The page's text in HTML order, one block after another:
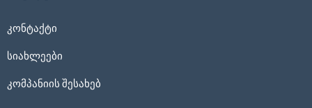
კონტაქტი
სიახლეები
კომპანიის შესახებ